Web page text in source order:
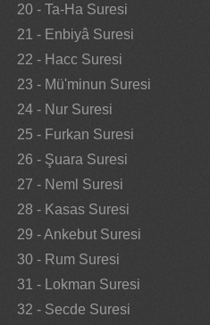
20 - Ta-Ha Suresi
21 - Enbiyâ Suresi
22 - Hacc Suresi
23 - Mü'minun Suresi
24 - Nur Suresi
25 - Furkan Suresi
26 - Şuara Suresi
27 - Neml Suresi
28 - Kasas Suresi
29 - Ankebut Suresi
30 - Rum Suresi
31 - Lokman Suresi
32 - Secde Suresi